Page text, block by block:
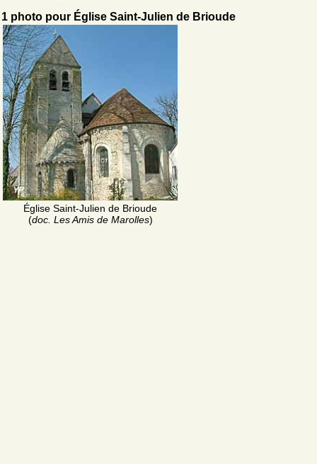
1 photo pour Église Saint-Julien de Brioude
Église Saint-Julien de Brioude
(doc. Les Amis de Marolles)